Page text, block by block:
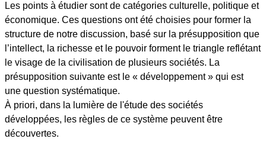
Les points à étudier sont de catégories culturelle, politique et
économique. Ces questions ont été choisies pour former la
structure de notre discussion, basé sur la présupposition que
l’intellect, la richesse et le pouvoir forment le triangle reflétant
le visage de la civilisation de plusieurs sociétés. La
présupposition suivante est le « développement » qui est
une question systématique.
À priori, dans la lumière de l'étude des sociétés
développées, les règles de ce système peuvent être
découvertes.